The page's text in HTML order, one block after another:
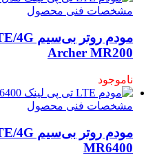
مشخصات فنی محصول
Archer MR200
ناموجود
مشخصات فنی محصول
MR6400